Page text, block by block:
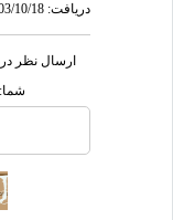
دریافت: 1403/10/18 | پذیرش: 1404/12/2
ارسال نظر
شما: